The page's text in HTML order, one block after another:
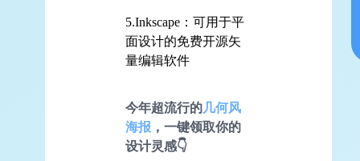
5.Inkscape：可用于平
面设计的免费开源矢
量编辑软件
今年超流行的几何风
海报 ，一键领取你的
设计灵感👇